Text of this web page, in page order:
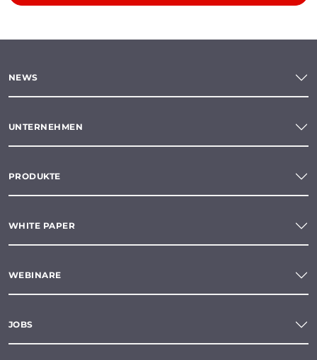
NEWS
UNTERNEHMEN
PRODUKTE
WHITE PAPER
WEBINARE
JOBS